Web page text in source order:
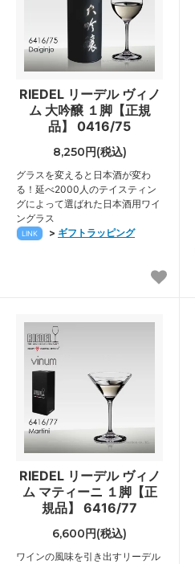
RIEDEL リーデル ヴィノ
ム 大吟醸 １脚【正規
品】 0416/75
8,250円(税込)
グラスを変えると日本酒が変わ
る！延べ2000人のテイスティン
グによって選ばれた日本酒用ワイ
ングラス
LINK > ギフトラッピング
RIEDEL リーデル ヴィノ
ム マティーニ １脚【正
規品】 6416/77
6,600円(税込)
ワインの風味を引き出すリーデル